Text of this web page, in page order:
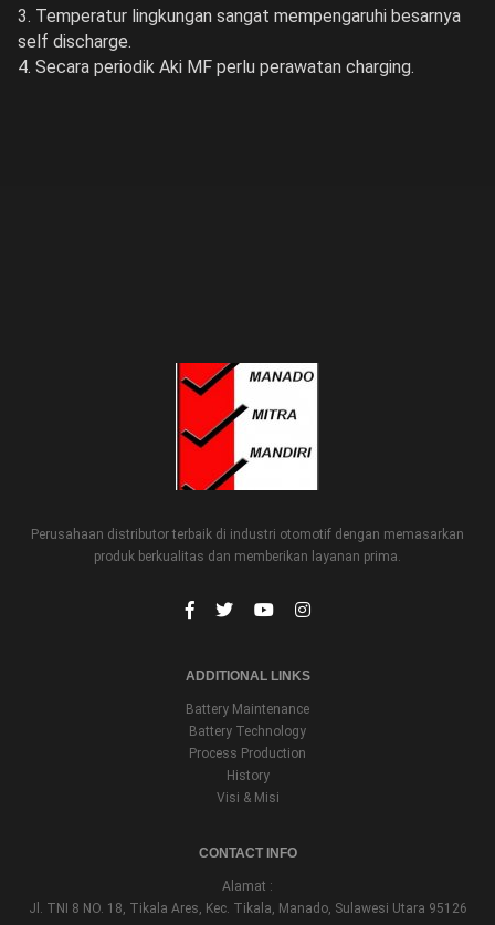
3. Temperatur lingkungan sangat mempengaruhi besarnya
self discharge.
4. Secara periodik Aki MF perlu perawatan charging.
Perusahaan distributor terbaik di industri otomotif dengan memasarkan
produk berkualitas dan memberikan layanan prima.
ADDITIONAL LINKS
Battery Maintenance
Battery Technology
Process Production
History
Visi & Misi
CONTACT INFO
Alamat :
Jl. TNI 8 NO. 18, Tikala Ares, Kec. Tikala, Manado, Sulawesi Utara 95126